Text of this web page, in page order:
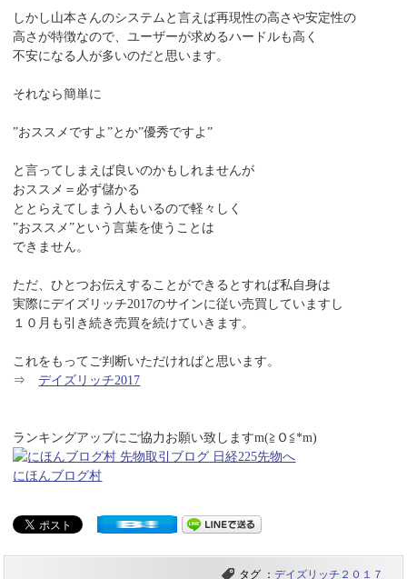
しかし山本さんのシステムと言えば再現性の高さや安定性の
高さが特徴なので、ユーザーが求めるハードルも高く
不安になる人が多いのだと思います。
それなら簡単に
”おススメですよ”とか”優秀ですよ”
と言ってしまえば良いのかもしれませんが
おススメ＝必ず儲かる
ととらえてしまう人もいるので軽々しく
”おススメ”という言葉を使うことは
できません。
ただ、ひとつお伝えすることができるとすれば私自身は
実際にデイズリッチ2017のサインに従い売買していますし
１０月も引き続き売買を続けていきます。
これをもってご判断いただければと思います。
⇒デイズリッチ2017
ランキングアップにご協力お願い致しますm(≧Ｏ≦*m)
にほんブログ村
タグ ： デイズリッチ２０１７